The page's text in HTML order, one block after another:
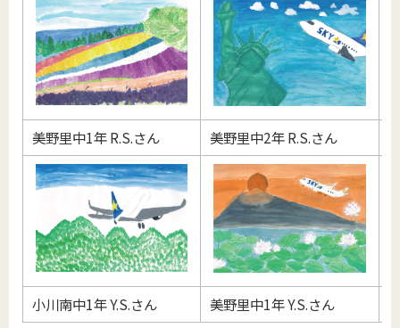
美野里中1年 R.S.さん 美野里中2年 R.S.さん
小川南中1年 Y.S.さん 美野里中1年 Y.S.さん